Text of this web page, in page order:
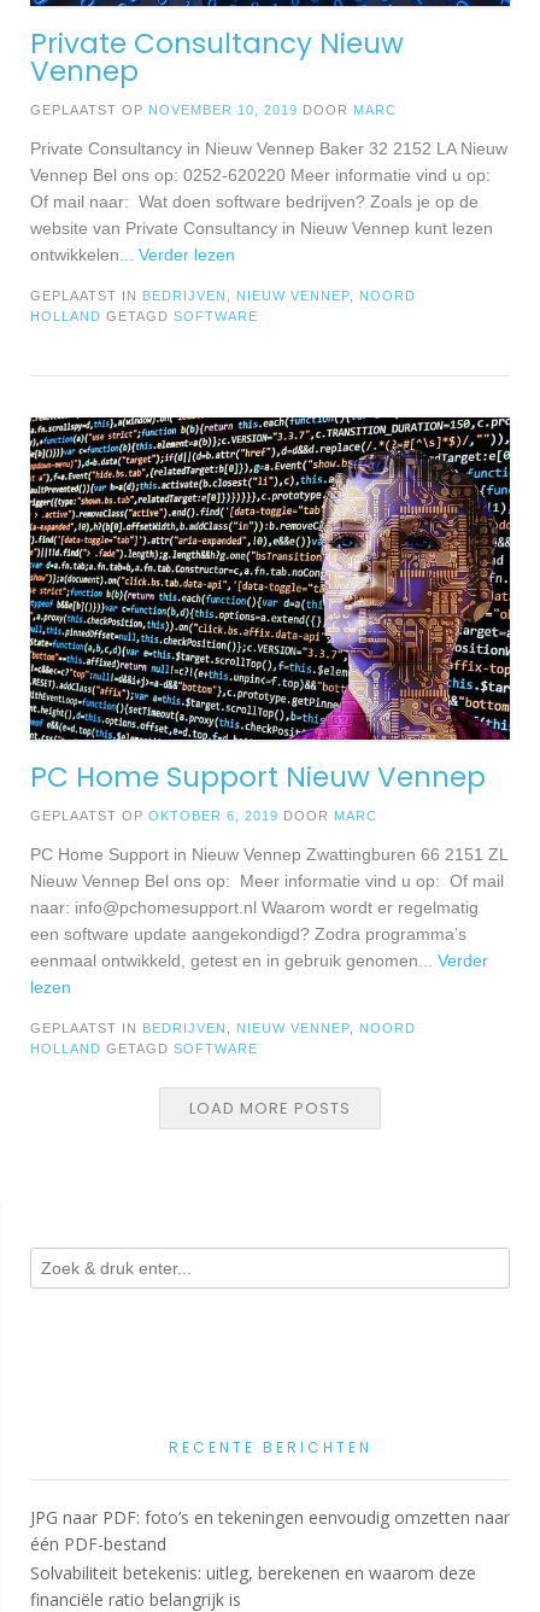
Private Consultancy Nieuw
Vennep
GEPLAATST OP NOVEMBER 10, 2019 DOOR MARC
Private Consultancy in Nieuw Vennep Baker 32 2152 LA Nieuw
Vennep Bel ons op: 0252-620220 Meer informatie vind u op:
Of mail naar: Wat doen software bedrijven? Zoals je op de
website van Private Consultancy in Nieuw Vennep kunt lezen
ontwikkelen... Verder lezen
GEPLAATST IN BEDRIJVEN NIEUW VENNEP
NOORD
HOLLAND GETAGD SOFTWARE
PC Home Support Nieuw Vennep
GEPLAATST OP OKTOBER 6, 2019 DOOR MARC
PC Home Support in Nieuw Vennep Zwattingburen 66 2151 ZL
Nieuw Vennep Bel ons op: Meer informatie vind u op: Of mail
naar: info@pchomesupport.nl Waarom wordt er regelmatig
een software update aangekondigd? Zodra programma’s
eenmaal ontwikkeld, getest en in gebruik genomen ... Verder
lezen
GEPLAATST IN BEDRIJVEN NIEUW VENNEP
NOORD
HOLLAND GETAGD SOFTWARE
LOAD MORE POSTS
RECENTE BERICHTEN
JPG naar PDF: foto’s en tekeningen eenvoudig omzetten naar
één PDF-bestand
Solvabiliteit betekenis: uitleg, berekenen en waarom deze
financiële ratio belangrijk is